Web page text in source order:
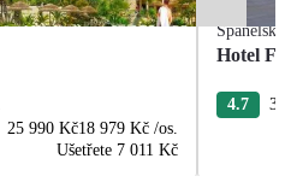
25 990 Kč18 979 Kč /os.
Ušetřete 7 011 Kč
Španělsko
Hotel
4.7